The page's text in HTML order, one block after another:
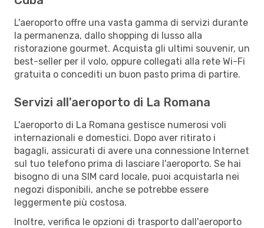
L'aeroporto offre una vasta gamma di servizi durante
la permanenza, dallo shopping di lusso alla
ristorazione gourmet. Acquista gli ultimi souvenir, un
best-seller per il volo, oppure collegati alla rete Wi-Fi
gratuita o concediti un buon pasto prima di partire.
Servizi all'aeroporto di La Romana
L'aeroporto di La Romana gestisce numerosi voli
internazionali e domestici. Dopo aver ritirato i
bagagli, assicurati di avere una connessione Internet
sul tuo telefono prima di lasciare l'aeroporto. Se hai
bisogno di una SIM card locale, puoi acquistarla nei
negozi disponibili, anche se potrebbe essere
leggermente più costosa.
Inoltre, verifica le opzioni di trasporto dall'aeroporto